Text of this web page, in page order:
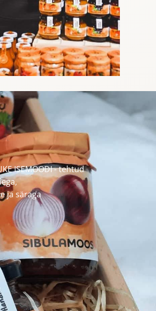
ISEMOODI - tehtud
ja säraga